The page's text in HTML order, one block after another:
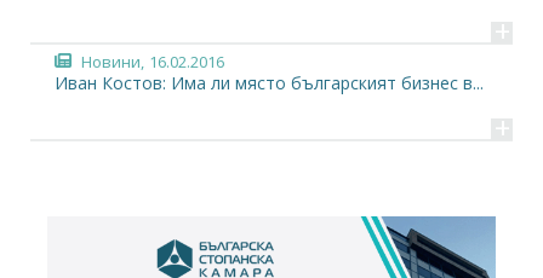
+
Новини, 16.02.2016
Иван Костов: Има ли място българският бизнес в...
+